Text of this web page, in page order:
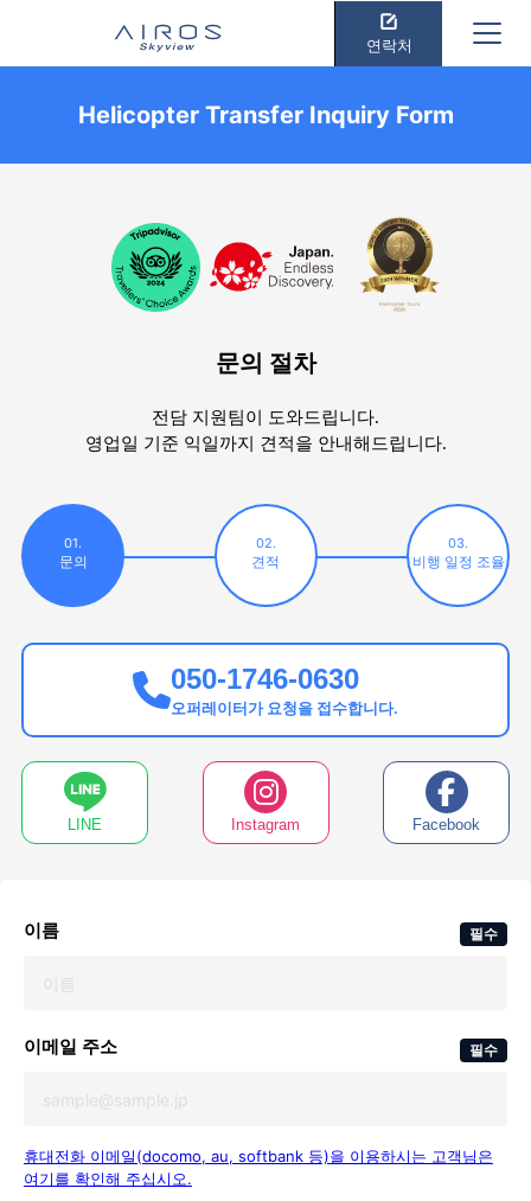
연락처
Helicopter Transfer Inquiry Form
문의 절차
전담 지원팀이 도와드립니다.
영업일 기준 익일까지 견적을 안내해드립니다.
01.
문의
02.
견적
03.
비행 일정 조율
050-1746-0630
오퍼레이터가 요청을 접수합니다.
LINE Instagram Facebook
이름 필수
이메일 주소 필수
휴대전화 이메일(docomo, au, softbank 등)을 이용하시는 고객님은
여기를 확인해 주십시오.